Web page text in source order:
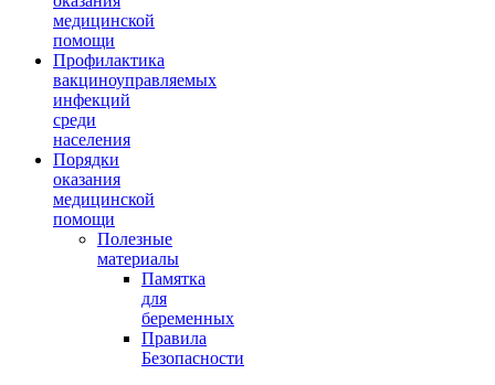
медицинской
помощи
Профилактика
вакциноуправляемых
инфекций
среди
населения
Порядки
оказания
медицинской
помощи
Полезные
материалы
Памятка
для
беременных
Правила
Безопасности